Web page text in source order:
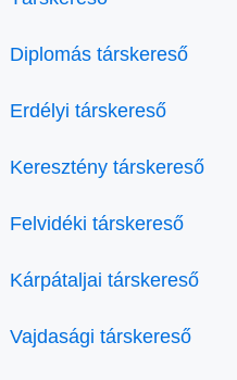
Diplomás társkereső
Erdélyi társkereső
Keresztény társkereső
Felvidéki társkereső
Kárpátaljai társkereső
Vajdasági társkereső